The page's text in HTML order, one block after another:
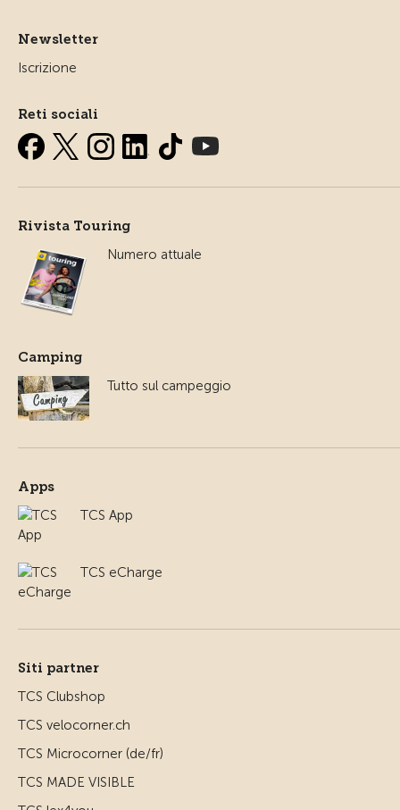
Newsletter
Iscrizione
Reti sociali
Rivista Touring
Numero attuale
Camping
Tutto sul campeggio
Apps
TCS App
TCS eCharge
Siti partner
TCS Clubshop
TCS velocorner.ch
TCS Microcorner (de/fr)
TCS MADE VISIBLE